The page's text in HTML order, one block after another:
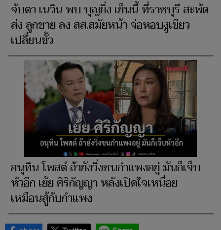
จับตา เนวิน พบ บุญยิ่ง เย็นนี้ ที่ราชบุรี สะพัด
ส่ง ลูกชาย ลง สส.สมัยหน้า จ่อหอบงูเขียว
เปลี่ยนขั้ว
อนุทิน โพสต์ ถ้ายังวิ่งชนกำแพงอยู่ มันก็เจ็บ
หัวอีก เย้ย ศิริกัญญา หลังเปิดใจเหนื่อย
เหมือนสู้กับกำแพง